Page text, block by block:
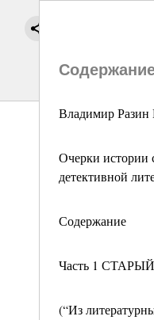
Владимир Разин
Очерки истории
детективной
Содержание
Часть 1
(“Из